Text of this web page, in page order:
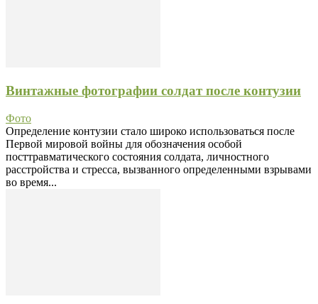
Винтажные фотографии солдат после контузии
Фото
Определение контузии стало широко использоваться после
Первой мировой войны для обозначения особой
посттравматического состояния солдата, личностного
расстройства и стресса, вызванного определенными взрывами
во время...